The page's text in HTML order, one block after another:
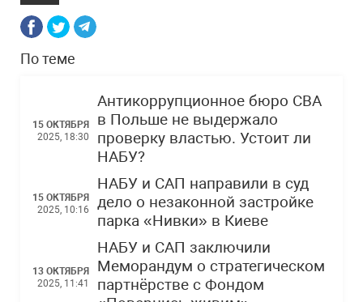
По теме
15 ОКТЯБРЯ
2025, 18:30
Антикоррупционное бюро CBA
в Польше не выдержало
проверку властью. Устоит ли
НАБУ?
15 ОКТЯБРЯ
2025, 10:16
НАБУ и САП направили в суд
дело о незаконной застройке
парка «Нивки» в Киеве
13 ОКТЯБРЯ
2025, 11:41
НАБУ и САП заключили
Меморандум о стратегическом
партнёрстве с Фондом